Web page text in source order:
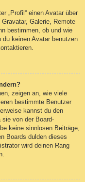
„Profil“ einen Avatar über
Galerie, Remote
bestimmen, ob und wie
keinen Avatar benutzen
zeigen an, wie viele
bestimmte Benutzer
kannst du den
sie von der Board-
keine sinnlosen Beiträge,
Boards dulden dieses
wird deinen Rang